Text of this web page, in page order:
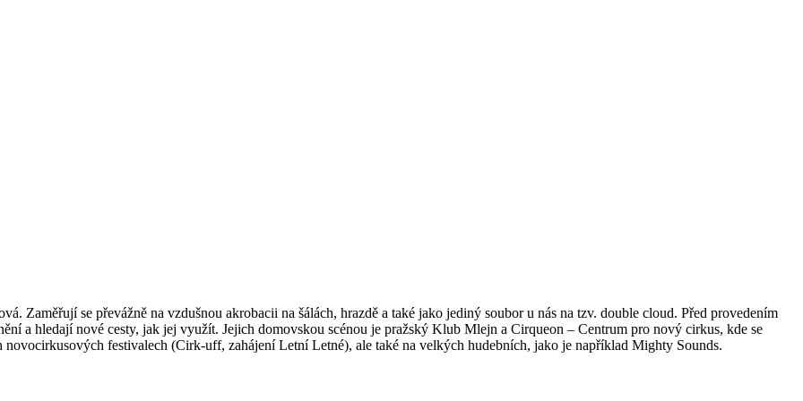
Zaměřují se převážně na vzdušnou akrobacii na šálách, hrazdě a také jako jediný soubor u nás na tzv. double cloud. Před provedením
a hledají nové cesty, jak jej využít. Jejich domovskou scénou je pražský Klub Mlejn a Cirqueon – Centrum pro nový cirkus, kde se
festivalech (Cirk-uff, zahájení Letní Letné), ale také na velkých hudebních, jako je například Mighty Sounds.